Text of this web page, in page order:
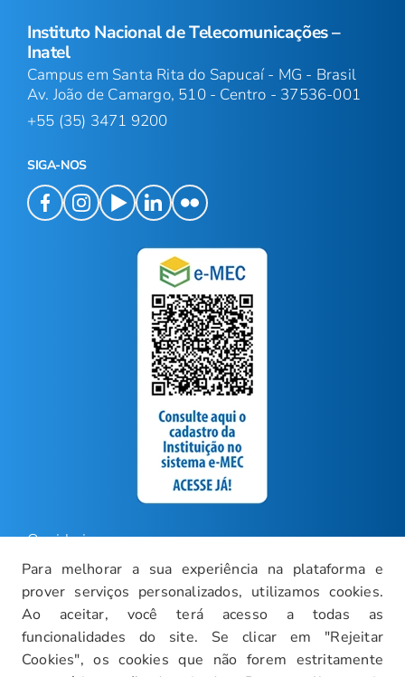
Para melhorar a sua experiência na plataforma e
prover serviços personalizados, utilizamos cookies.
Ao aceitar, você terá acesso a todas as
funcionalidades do site. Se clicar em "Rejeitar
Cookies", os cookies que não forem estritamente
Instituto Nacional de Telecomunicações –
Inatel
Campus em Santa Rita do Sapucaí - MG - Brasil
Av. João de Camargo, 510 - Centro - 37536-001
+55 (35) 3471 9200
SIGA-NOS
Ouvidoria
Carreiras
Intranet
Política de Privacidade
Documentos Institucionais